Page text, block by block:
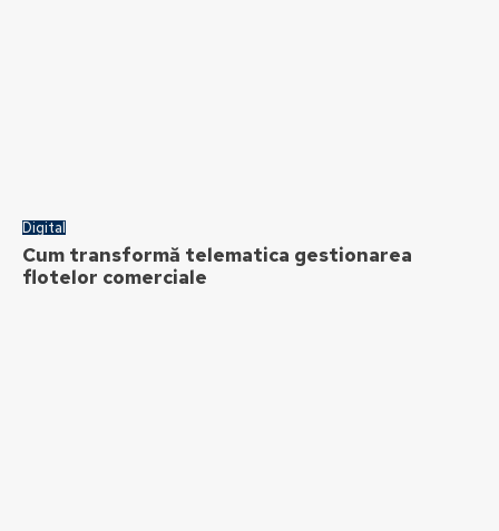
Digital
Cum transformă telematica gestionarea
flotelor comerciale